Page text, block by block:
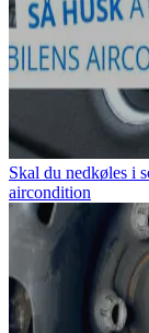
Skal du nedkøles i
aircondition